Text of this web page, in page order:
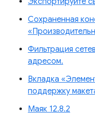
Сохраненная
Фильтрация
адресом.
Вкладка
поддержку
Маяк 12.8.2